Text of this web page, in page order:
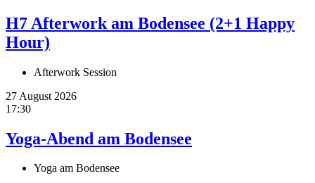
H7 Afterwork am Bodensee (2+1 Happy
Hour)
Afterwork Session
27 August 2026
17:30
Yoga-Abend am Bodensee
Yoga am Bodensee